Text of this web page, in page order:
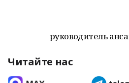
руководитель
Читайте нас